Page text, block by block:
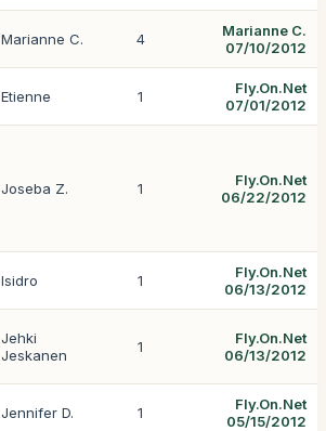
Marianne C. 4
Marianne C.
07/10/2012
Etienne 1
Fly.On.Net
07/01/2012
Joseba Z. 1
Fly.On.Net
06/22/2012
Isidro 1
Fly.On.Net
06/13/2012
Jehki
Jeskanen
1
Fly.On.Net
06/13/2012
Jennifer D. 1
Fly.On.Net
05/15/2012